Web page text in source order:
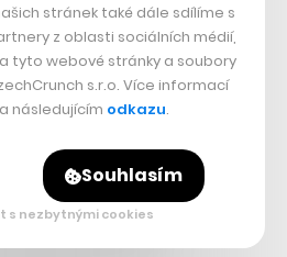
stránek také dále sdílíme s
z oblasti sociálních médií,
tyto webové stránky a soubory
s.r.o. Více informací
následujícím odkazu.
Souhlasím
s nezbytnými cookies